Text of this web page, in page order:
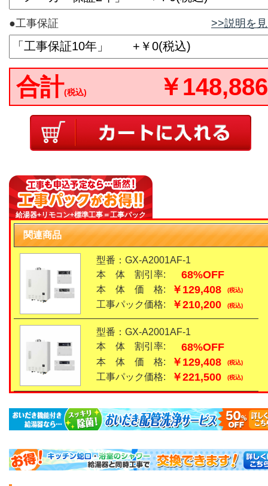
●工事保証 >>説明を
合計(税込) ￥148,886
給湯器+リモコン+標準工事＝工事パック
関連商品
型番：GX-A2001AF-1
本 体 割引率:
68%OFF
本 体 価 格: ￥129,408 (税込)
工事パック価格: ￥210,200 (税込)
型番：GX-A2001AF-1
本 体 割引率:
68%OFF
本 体 価 格: ￥129,408 (税込)
工事パック価格: ￥221,500 (税込)